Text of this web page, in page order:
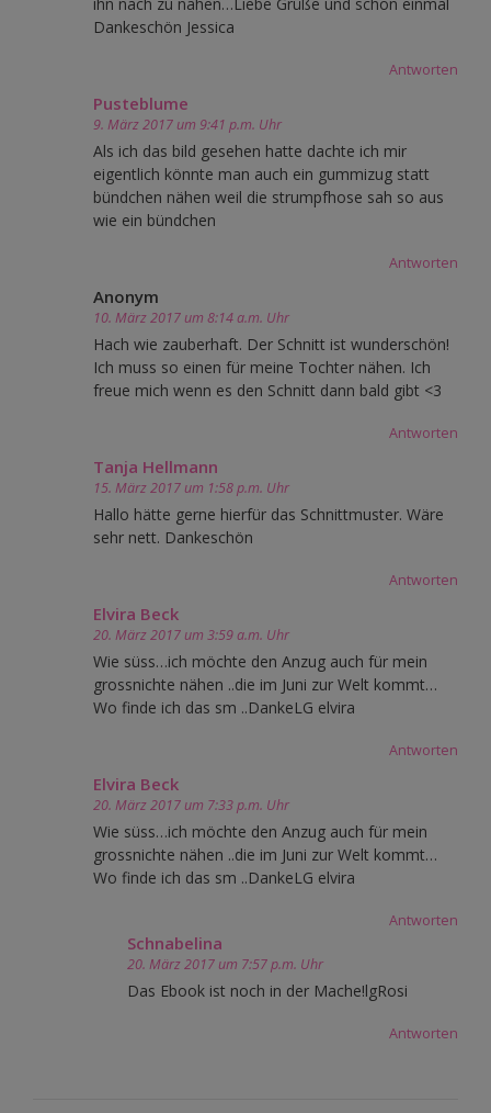
Dankeschön Jessica
Antworten
Pusteblume
9. März 2017 um 9:41 p.m. Uhr
Als ich das bild gesehen hatte dachte ich mir
eigentlich könnte man auch ein gummizug statt
bündchen nähen weil die strumpfhose sah so aus
wie ein bündchen
Antworten
Anonym
10. März 2017 um 8:14 a.m. Uhr
Hach wie zauberhaft. Der Schnitt ist wunderschön!
Ich muss so einen für meine Tochter nähen. Ich
freue mich wenn es den Schnitt dann bald gibt <3
Antworten
Tanja Hellmann
15. März 2017 um 1:58 p.m. Uhr
Hallo hätte gerne hierfür das Schnittmuster. Wäre
sehr nett. Dankeschön
Antworten
Elvira Beck
20. März 2017 um 3:59 a.m. Uhr
Wie süss…ich möchte den Anzug auch für mein
grossnichte nähen ..die im Juni zur Welt kommt…
Wo finde ich das sm ..DankeLG elvira
Antworten
Elvira Beck
20. März 2017 um 7:33 p.m. Uhr
Wie süss…ich möchte den Anzug auch für mein
grossnichte nähen ..die im Juni zur Welt kommt…
Wo finde ich das sm ..DankeLG elvira
Antworten
Schnabelina
20. März 2017 um 7:57 p.m. Uhr
Das Ebook ist noch in der Mache!lgRosi
Antworten